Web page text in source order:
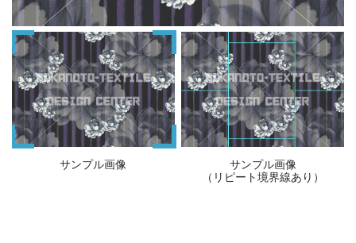
サンプル画像
サンプル画像
（リピート境界線あり）